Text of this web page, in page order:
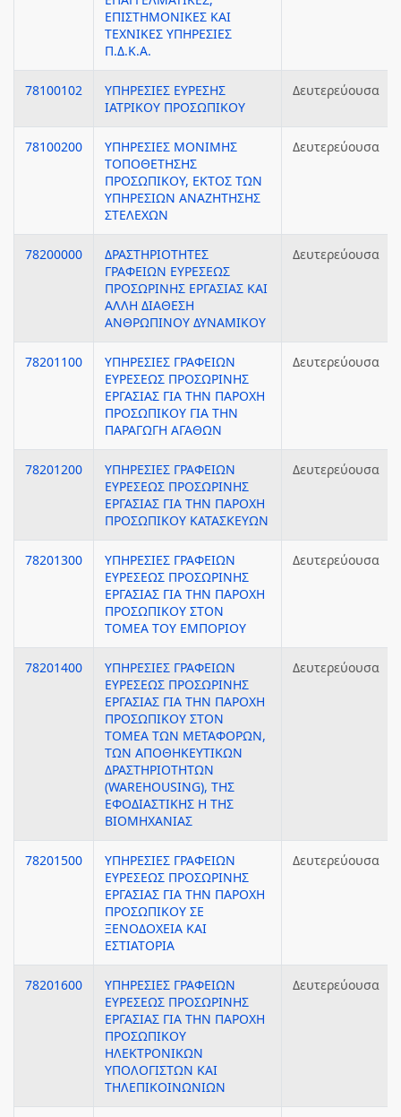
ΕΠΙΣΤΗΜΟΝΙΚΕΣ ΚΑΙ
ΤΕΧΝΙΚΕΣ ΥΠΗΡΕΣΙΕΣ
Π.Δ.Κ.Α.
78100102
ΥΠΗΡΕΣΙΕΣ ΕΥΡΕΣΗΣ
ΙΑΤΡΙΚΟΥ ΠΡΟΣΩΠΙΚΟΥ
Δευτερεύουσα
78100200
ΥΠΗΡΕΣΙΕΣ ΜΟΝΙΜΗΣ
ΤΟΠΟΘΕΤΗΣΗΣ
ΠΡΟΣΩΠΙΚΟΥ, ΕΚΤΟΣ ΤΩΝ
ΥΠΗΡΕΣΙΩΝ ΑΝΑΖΗΤΗΣΗΣ
ΣΤΕΛΕΧΩΝ
Δευτερεύουσα
78200000
ΔΡΑΣΤΗΡΙΟΤΗΤΕΣ
ΓΡΑΦΕΙΩΝ ΕΥΡΕΣΕΩΣ
ΠΡΟΣΩΡΙΝΗΣ ΕΡΓΑΣΙΑΣ ΚΑΙ
ΑΛΛΗ ΔΙΑΘΕΣΗ
ΑΝΘΡΩΠΙΝΟΥ ΔΥΝΑΜΙΚΟΥ
Δευτερεύουσα
78201100
ΥΠΗΡΕΣΙΕΣ ΓΡΑΦΕΙΩΝ
ΕΥΡΕΣΕΩΣ ΠΡΟΣΩΡΙΝΗΣ
ΕΡΓΑΣΙΑΣ ΓΙΑ ΤΗΝ ΠΑΡΟΧΗ
ΠΡΟΣΩΠΙΚΟΥ ΓΙΑ ΤΗΝ
ΠΑΡΑΓΩΓΗ ΑΓΑΘΩΝ
Δευτερεύουσα
78201200
ΥΠΗΡΕΣΙΕΣ ΓΡΑΦΕΙΩΝ
ΕΥΡΕΣΕΩΣ ΠΡΟΣΩΡΙΝΗΣ
ΕΡΓΑΣΙΑΣ ΓΙΑ ΤΗΝ ΠΑΡΟΧΗ
ΠΡΟΣΩΠΙΚΟΥ ΚΑΤΑΣΚΕΥΩΝ
Δευτερεύουσα
78201300
ΥΠΗΡΕΣΙΕΣ ΓΡΑΦΕΙΩΝ
ΕΥΡΕΣΕΩΣ ΠΡΟΣΩΡΙΝΗΣ
ΕΡΓΑΣΙΑΣ ΓΙΑ ΤΗΝ ΠΑΡΟΧΗ
ΠΡΟΣΩΠΙΚΟΥ ΣΤΟΝ
ΤΟΜΕΑ ΤΟΥ ΕΜΠΟΡΙΟΥ
Δευτερεύουσα
78201400
ΥΠΗΡΕΣΙΕΣ ΓΡΑΦΕΙΩΝ
ΕΥΡΕΣΕΩΣ ΠΡΟΣΩΡΙΝΗΣ
ΕΡΓΑΣΙΑΣ ΓΙΑ ΤΗΝ ΠΑΡΟΧΗ
ΠΡΟΣΩΠΙΚΟΥ ΣΤΟΝ
ΤΟΜΕΑ ΤΩΝ ΜΕΤΑΦΟΡΩΝ,
ΤΩΝ ΑΠΟΘΗΚΕΥΤΙΚΩΝ
ΔΡΑΣΤΗΡΙΟΤΗΤΩΝ
(WAREHOUSING), ΤΗΣ
ΕΦΟΔΙΑΣΤΙΚΗΣ Η ΤΗΣ
ΒΙΟΜΗΧΑΝΙΑΣ
Δευτερεύουσα
78201500
ΥΠΗΡΕΣΙΕΣ ΓΡΑΦΕΙΩΝ
ΕΥΡΕΣΕΩΣ ΠΡΟΣΩΡΙΝΗΣ
ΕΡΓΑΣΙΑΣ ΓΙΑ ΤΗΝ ΠΑΡΟΧΗ
ΠΡΟΣΩΠΙΚΟΥ ΣΕ
ΞΕΝΟΔΟΧΕΙΑ ΚΑΙ
ΕΣΤΙΑΤΟΡΙΑ
Δευτερεύουσα
78201600
ΥΠΗΡΕΣΙΕΣ ΓΡΑΦΕΙΩΝ
ΕΥΡΕΣΕΩΣ ΠΡΟΣΩΡΙΝΗΣ
ΕΡΓΑΣΙΑΣ ΓΙΑ ΤΗΝ ΠΑΡΟΧΗ
ΠΡΟΣΩΠΙΚΟΥ
ΗΛΕΚΤΡΟΝΙΚΩΝ
ΥΠΟΛΟΓΙΣΤΩΝ ΚΑΙ
ΤΗΛΕΠΙΚΟΙΝΩΝΙΩΝ
Δευτερεύουσα